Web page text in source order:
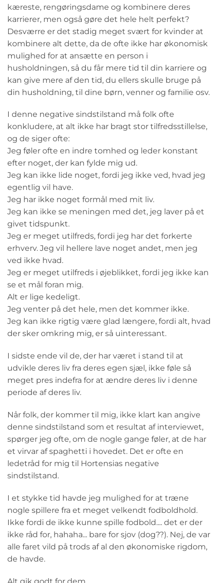
kæreste, rengøringsdame og kombinere deres
karrierer, men også gøre det hele helt perfekt?
Desværre er det stadig meget svært for kvinder at
kombinere alt dette, da de ofte ikke har økonomisk
mulighed for at ansætte en person i
husholdningen, så du får mere tid til din karriere og
kan give mere af den tid, du ellers skulle bruge på
din husholdning, til dine børn, venner og familie osv.
I denne negative sindstilstand må folk ofte
konkludere, at alt ikke har bragt stor tilfredsstillelse,
og de siger ofte:
Jeg føler ofte en indre tomhed og leder konstant
efter noget, der kan fylde mig ud.
Jeg kan ikke lide noget, fordi jeg ikke ved, hvad jeg
egentlig vil have.
Jeg har ikke noget formål med mit liv.
Jeg kan ikke se meningen med det, jeg laver på et
givet tidspunkt.
Jeg er meget utilfreds, fordi jeg har det forkerte
erhverv. Jeg vil hellere lave noget andet, men jeg
ved ikke hvad.
Jeg er meget utilfreds i øjeblikket, fordi jeg ikke kan
se et mål foran mig.
Alt er lige kedeligt.
Jeg venter på det hele, men det kommer ikke.
Jeg kan ikke rigtig være glad længere, fordi alt, hvad
der sker omkring mig, er så uinteressant.
I sidste ende vil de, der har været i stand til at
udvikle deres liv fra deres egen sjæl, ikke føle så
meget pres indefra for at ændre deres liv i denne
periode af deres liv.
Når folk, der kommer til mig, ikke klart kan angive
denne sindstilstand som et resultat af interviewet,
spørger jeg ofte, om de nogle gange føler, at de har
et virvar af spaghetti i hovedet. Det er ofte en
ledetråd for mig til Hortensias negative
sindstilstand.
I et stykke tid havde jeg mulighed for at træne
nogle spillere fra et meget velkendt fodboldhold.
Ikke fordi de ikke kunne spille fodbold.... det er der
ikke råd for, hahaha... bare for sjov (dog??). Nej, de var
alle faret vild på trods af al den økonomiske rigdom,
de havde.
Alt gik godt for dem.